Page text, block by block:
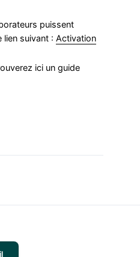
puissent
suivant : Activation
ici un guide